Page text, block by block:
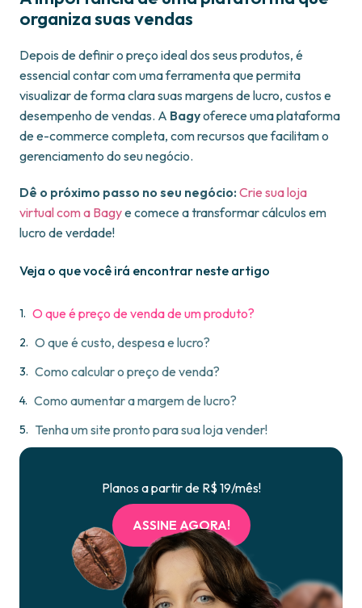
organiza suas vendas
Depois de definir o preço ideal dos seus produtos, é
essencial contar com uma ferramenta que permita
visualizar de forma clara suas margens de lucro, custos e
desempenho de vendas. A Bagyoferece uma plataforma
de e-commerce completa, com recursos que facilitam o
gerenciamento do seu negócio.
Dê o próximo passo no seu negócio: Crie sua loja
virtual com a Bagye comece a transformar cálculos em
lucro de verdade!
Veja o que você irá encontrar neste artigo
O que é preço de venda de um produto?
O que é custo, despesa e lucro?
Como calcular o preço de venda?
Como aumentar a margem de lucro?
Tenha um site pronto para sua loja vender!
Planos a partir de R$ 19/mês!
ASSINE AGORA!